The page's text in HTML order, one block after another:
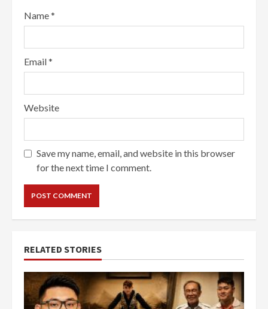
Name*
Email*
Website
Save my name, email, and website in this browser
for the next time I comment.
RELATED STORIES